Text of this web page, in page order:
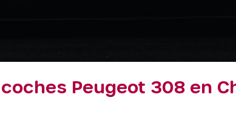
Peugeot 308 en